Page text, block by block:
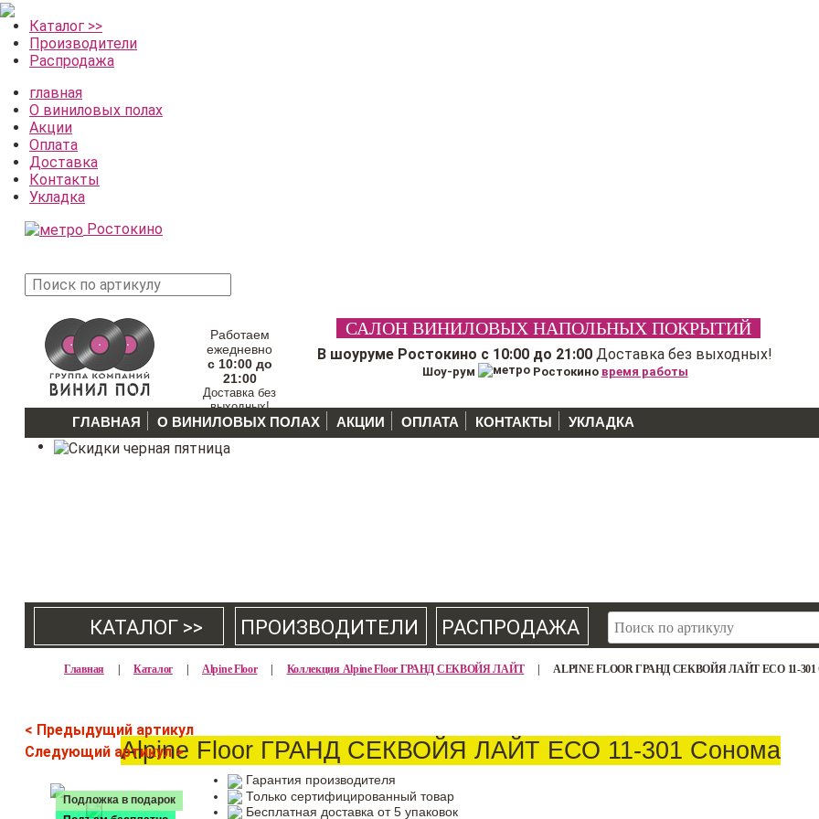
Каталог >>
Производители
Распродажа
главная
О виниловых полах
Акции
Оплата
Доставка
Контакты
Укладка
Ростокино
товара
Работаем
ежедневно
с 10:00 до
21:00
Доставка без
выходных!
САЛОН ВИНИЛОВЫХ НАПОЛЬНЫХ ПОКРЫТИЙ
В шоуруме Ростокино с 10:00 до 21:00 Доставка без выходных!
Шоу-рум Ростокино время работы
ГЛАВНАЯ О ВИНИЛОВЫХ ПОЛАХ АКЦИИ ОПЛАТА КОНТАКТЫ УКЛАДКА
КАТАЛОГ >> ПРОИЗВОДИТЕЛИ РАСПРОДАЖА
Главная Каталог Alpine Floor Коллекция Alpine Floor ГРАНД СЕКВОЙЯ ЛАЙТ ALPINE FLOOR ГРАНД СЕКВОЙЯ ЛАЙТ ЕСО 11-
< Предыдущий артикул
Следующий артикул >Alpine Floor ГРАНД СЕКВОЙЯ ЛАЙТ ЕСО 11-301 Сонома
Подложка в подарок
Гарантия производителя
Только сертифицированный товар
Бесплатная доставка от 5 упаковок